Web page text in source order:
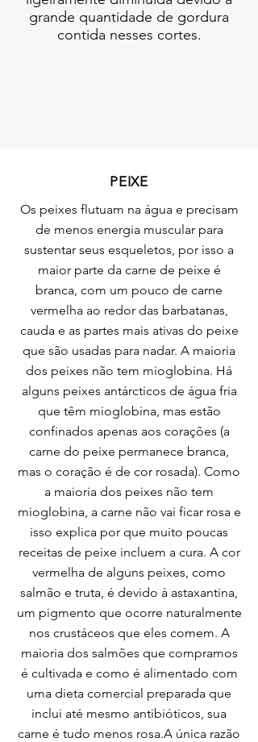
grande quantidade de gordura
contida nesses cortes.
PEIXE
Os peixes flutuam na água e precisam
de menos energia muscular para
sustentar seus esqueletos, por isso a
maior parte da carne de peixe é
branca, com um pouco de carne
vermelha ao redor das barbatanas,
cauda e as partes mais ativas do peixe
que são usadas para nadar. A maioria
dos peixes não tem mioglobina. Há
alguns peixes antárcticos de água fria
que têm mioglobina, mas estão
confinados apenas aos corações (a
carne do peixe permanece branca,
mas o coração é de cor rosada). Como
a maioria dos peixes não tem
mioglobina, a carne não vai ficar rosa e
isso explica por que muito poucas
receitas de peixe incluem a cura. A cor
vermelha de alguns peixes, como
salmão e truta, é devido à astaxantina,
um pigmento que ocorre naturalmente
nos crustáceos que eles comem. A
maioria dos salmões que compramos
é cultivada e como é alimentado com
uma dieta comercial preparada que
inclui até mesmo antibióticos, sua
carne é tudo menos rosa.A única razão